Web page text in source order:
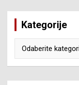
Kategorije